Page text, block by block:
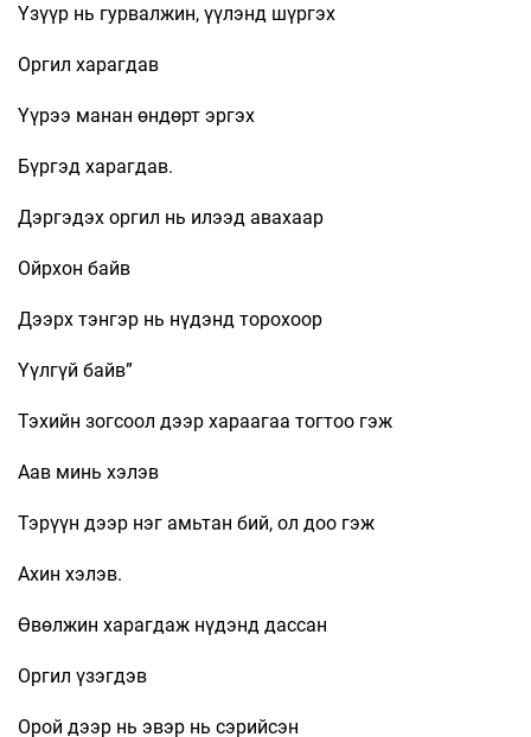
Yзүүр нь гурвалжин, үүлэнд шүргэх
Оргил харагдав
Yүрээ манан өндөрт эргэх
Бүргэд харагдав.
Дэргэдэх оргил нь илээд авахаар
Ойрхон байв
Дээрх тэнгэр нь нүдэнд торохоор
Yүлгүй байв”
Тэхийн зогсоол дээр хараагаа тогтоо гэж
Аав минь хэлэв
Тэрүүн дээр нэг амьтан бий, ол доо гэж
Ахин хэлэв.
Өвөлжин харагдаж нүдэнд дассан
Оргил үзэгдэв
Орой дээр нь эвэр нь сэрийсэн